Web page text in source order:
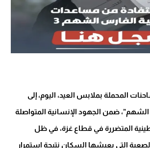
المحملة بملابس العيد، اليوم، إلى
ضمن الجهود الإنسانية المتواصلة
المتضررة في قطاع غزة، في ظل
التي يعيشها السكان نتيجة استمرار